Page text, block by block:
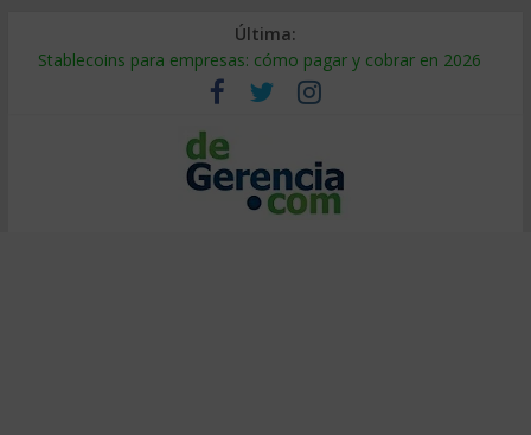
Última:
Stablecoins para empresas: cómo pagar y cobrar en 2026
Despido silencioso: qué es y por qué sale tan caro
IA en selección de personal: cómo auditarla a tiempo
Trabajo forzoso en la cadena de suministro: qué hacer
Mercado hispano de EE. UU.: cómo segmentarlo y venderle